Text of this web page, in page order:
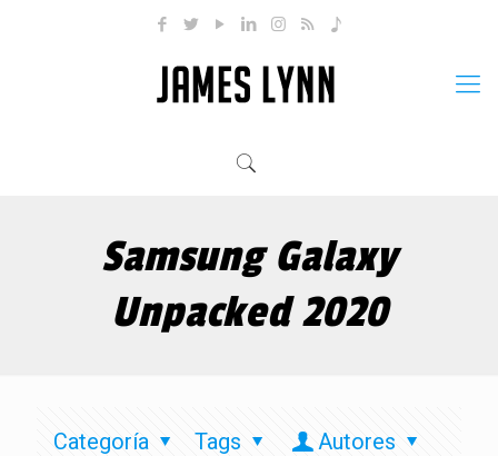
Samsung Galaxy
Unpacked 2020
Categoría Tags
Autores